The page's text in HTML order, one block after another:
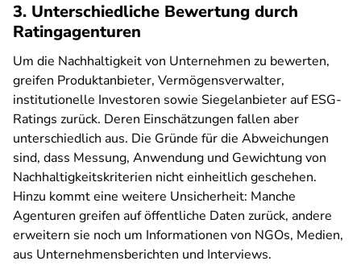
3. Unterschiedliche Bewertung durch
Ratingagenturen
Um die Nachhaltigkeit von Unternehmen zu bewerten,
greifen Produktanbieter, Vermögensverwalter,
institutionelle Investoren sowie Siegelanbieter auf ESG-
Ratings zurück. Deren Einschätzungen fallen aber
unterschiedlich aus. Die Gründe für die Abweichungen
sind, dass Messung, Anwendung und Gewichtung von
Nachhaltigkeitskriterien nicht einheitlich geschehen.
Hinzu kommt eine weitere Unsicherheit: Manche
Agenturen greifen auf öffentliche Daten zurück, andere
erweitern sie noch um Informationen von NGOs, Medien,
aus Unternehmensberichten und Interviews.